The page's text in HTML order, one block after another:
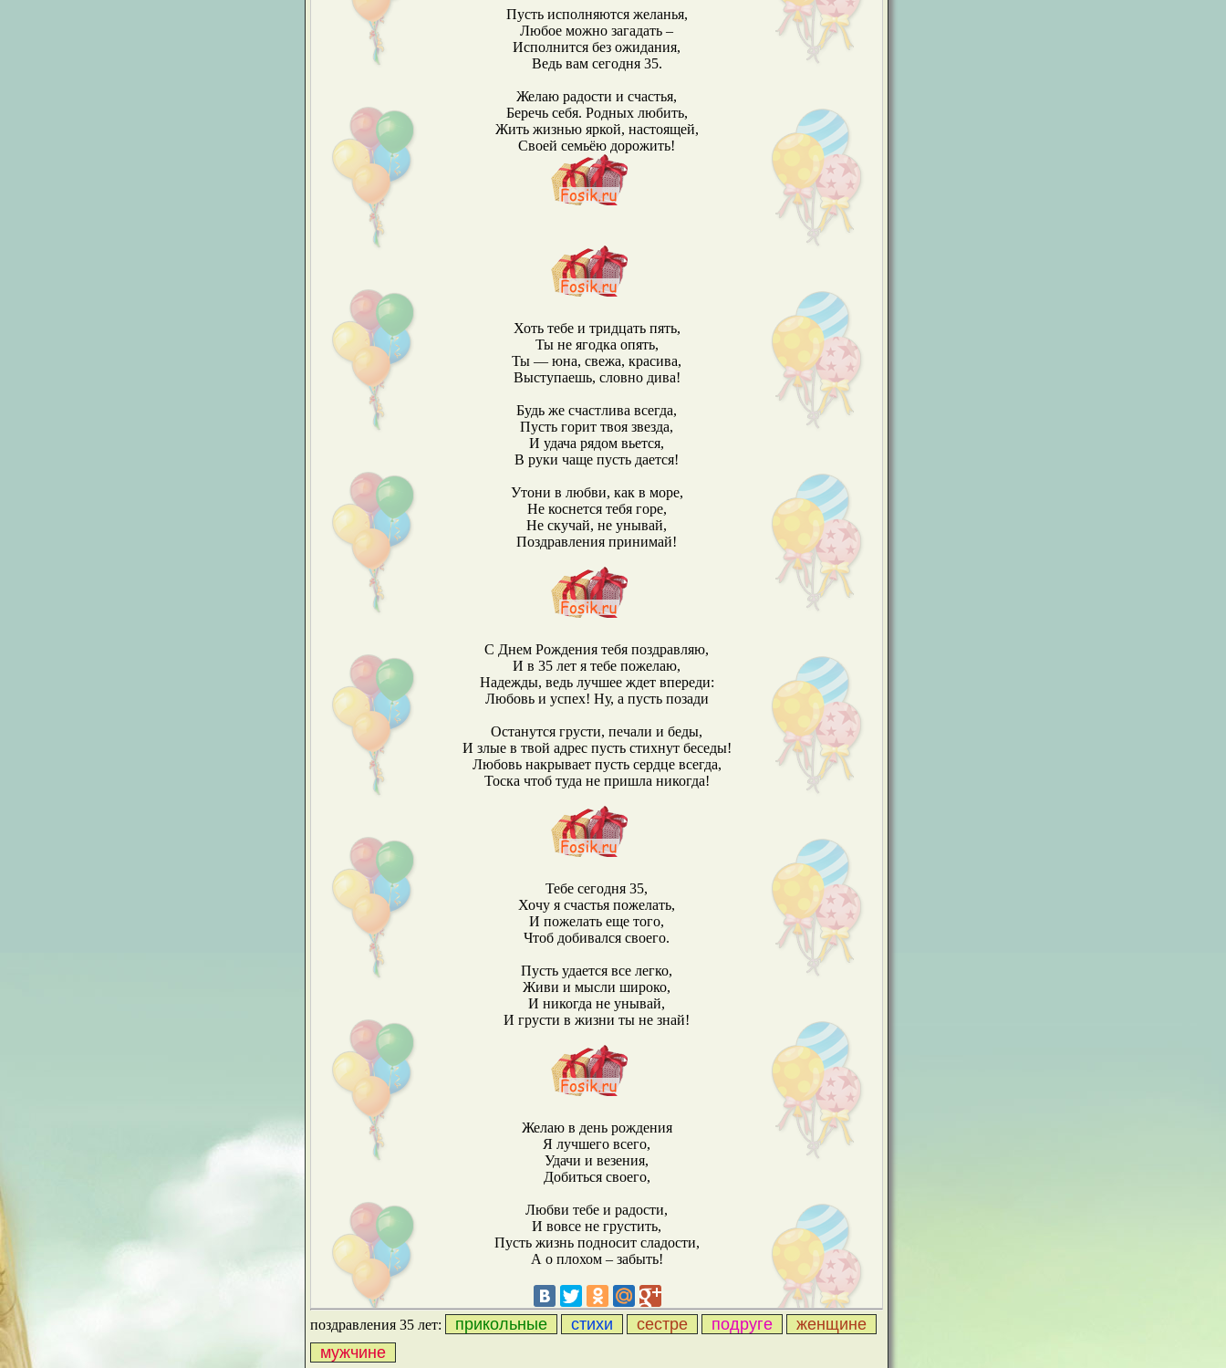
Пусть исполняются желанья,
Любое можно загадать –
Исполнится без ожидания,
Ведь вам сегодня 35.
Желаю радости и счастья,
Беречь себя. Родных любить,
Жить жизнью яркой, настоящей,
Своей семьёю дорожить!
Хоть тебе и тридцать пять,
Ты не ягодка опять,
Ты — юна, свежа, красива,
Выступаешь, словно дива!
Будь же счастлива всегда,
Пусть горит твоя звезда,
И удача рядом вьется,
В руки чаще пусть дается!
Утони в любви, как в море,
Не коснется тебя горе,
Не скучай, не унывай,
Поздравления принимай!
С Днем Рождения тебя поздравляю,
И в 35 лет я тебе пожелаю,
Надежды, ведь лучшее ждет впереди:
Любовь и успех! Ну, а пусть позади
Останутся грусти, печали и беды,
И злые в твой адрес пусть стихнут беседы!
Любовь накрывает пусть сердце всегда,
Тоска чтоб туда не пришла никогда!
Тебе сегодня 35,
Хочу я счастья пожелать,
И пожелать еще того,
Чтоб добивался своего.
Пусть удается все легко,
Живи и мысли широко,
И никогда не унывай,
И грусти в жизни ты не знай!
Желаю в день рождения
Я лучшего всего,
Удачи и везения,
Добиться своего,
Любви тебе и радости,
И вовсе не грустить,
Пусть жизнь подносит сладости,
А о плохом – забыть!
поздравления 35 лет: прикольные стихи сестре подруге
женщине
мужчине